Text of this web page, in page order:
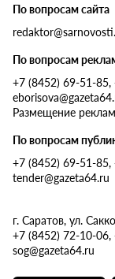
По вопросам сайта
По вопросам
+7 (8452) 69-51-
Размещение
По вопросам
+7 (8452) 69-51-
tender@gazeta64.ru
г. Саратов, ул.
+7 (8452) 72-10-
sog@gazeta64.ru